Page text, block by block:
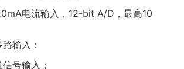
电流输入，12-bit A/D，最高10
入：
输入；